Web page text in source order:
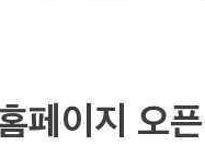
페이지 오